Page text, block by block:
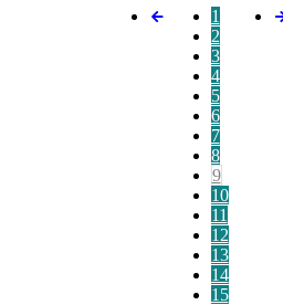
1
2
3
4
5
6
7
8
9
10
11
12
13
14
15